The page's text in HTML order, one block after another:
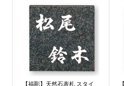
【福彫】天然石表札 スタイ